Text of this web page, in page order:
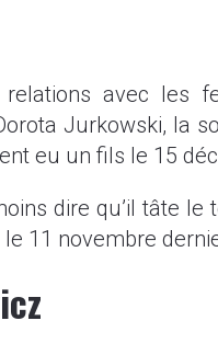
avec les
Jurkowski, la
eu un fils le 15
dire qu’il tâte le
11 novembre